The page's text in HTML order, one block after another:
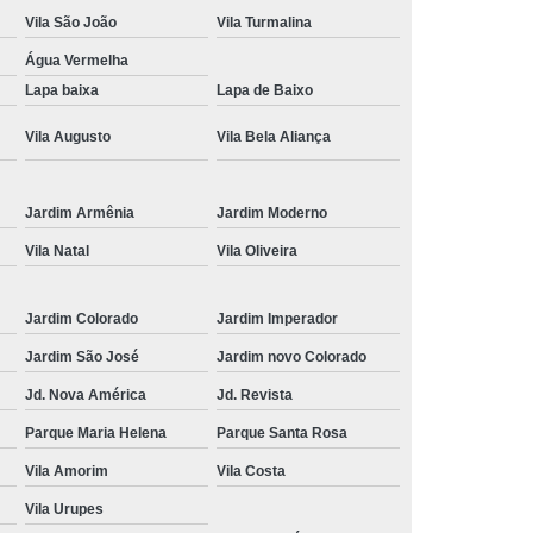
Tricologia do Cabelo Suzano
Terapia Capilar
de Cabelo
Dermatologista Tricologista
de Cabelo Tricologista
Tricologista
Tricologista para Particular
Perto de Mim Tricologista Suzano
clínica especialista em tricologia dos cilios Centro
tricologia medica Socorro
médico especialista em tricologia avançada Jd. São
Luiz
médico especialista em tricologia para queda de cabelo
Jardim Estela
tricologia avançada Vila Laura
tricologia dos cilios Jardim Selma Helena
tricologia avançada clínica Jd. Nova América
tricologia e terapia capilar clínica Jd. Cacique
Vila São João Vila Turmalina
Água Vermelha
Lapa baixa Lapa de Baixo
Vila Augusto Vila Bela Aliança
Jardim Armênia Jardim Moderno
Vila Natal Vila Oliveira
Jardim Colorado Jardim Imperador
Jardim São José Jardim novo Colorado
Jd. Nova América Jd. Revista
Parque Maria Helena Parque Santa Rosa
Vila Amorim Vila Costa
Vila Urupes